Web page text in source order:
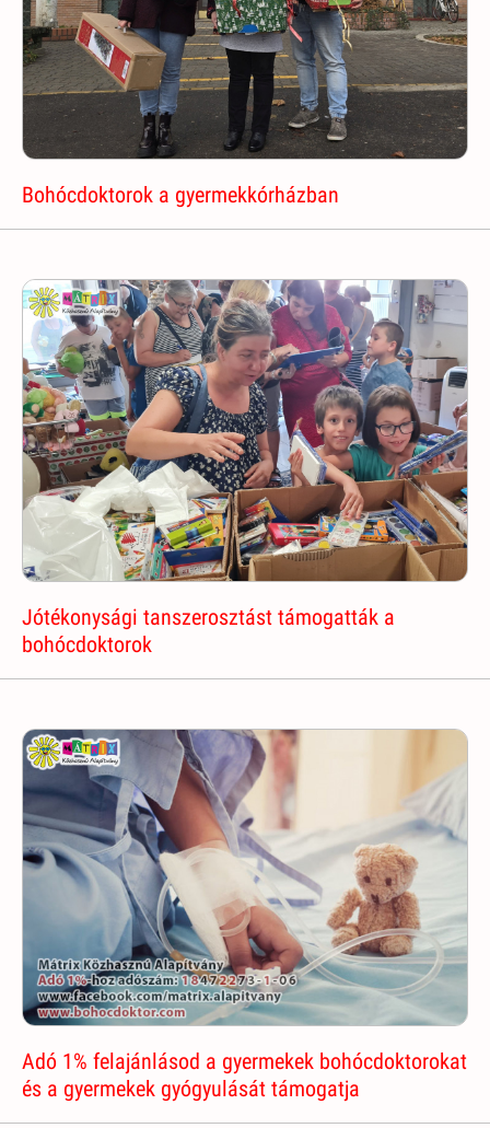
Bohócdoktorok a gyermekkórházban
Jótékonysági tanszerosztást támogatták a
bohócdoktorok
Adó 1% felajánlásod a gyermekek bohócdoktorokat
és a gyermekek gyógyulását támogatja